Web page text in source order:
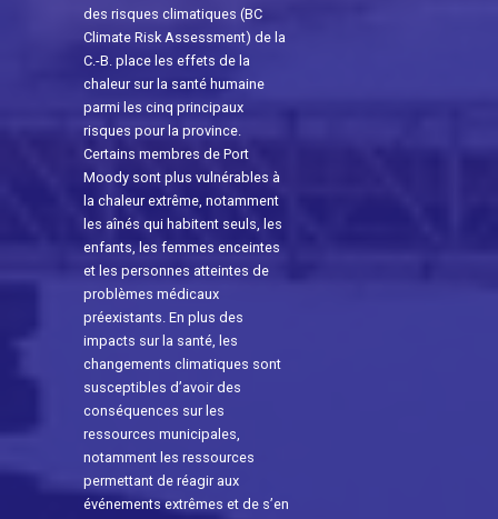
des risques climatiques (BC
Climate Risk Assessment) de la
C.-B. place les effets de la
chaleur sur la santé humaine
parmi les cinq principaux
risques pour la province.
Certains membres de Port
Moody sont plus vulnérables à
la chaleur extrême, notamment
les aînés qui habitent seuls, les
enfants, les femmes enceintes
et les personnes atteintes de
problèmes médicaux
préexistants. En plus des
impacts sur la santé, les
changements climatiques sont
susceptibles d’avoir des
conséquences sur les
ressources municipales,
notamment les ressources
permettant de réagir aux
événements extrêmes et de s’en